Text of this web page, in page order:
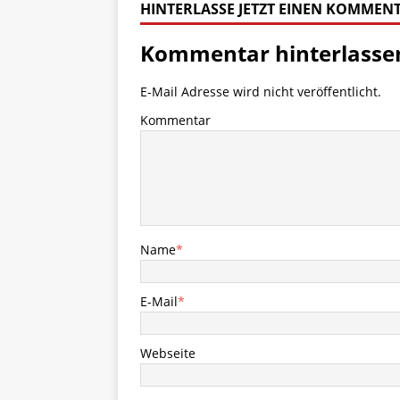
HINTERLASSE JETZT EINEN
Kommentar
E-Mail Adresse wird nicht veröffentlicht.
Kommentar
Name*
E-Mail*
Webseite